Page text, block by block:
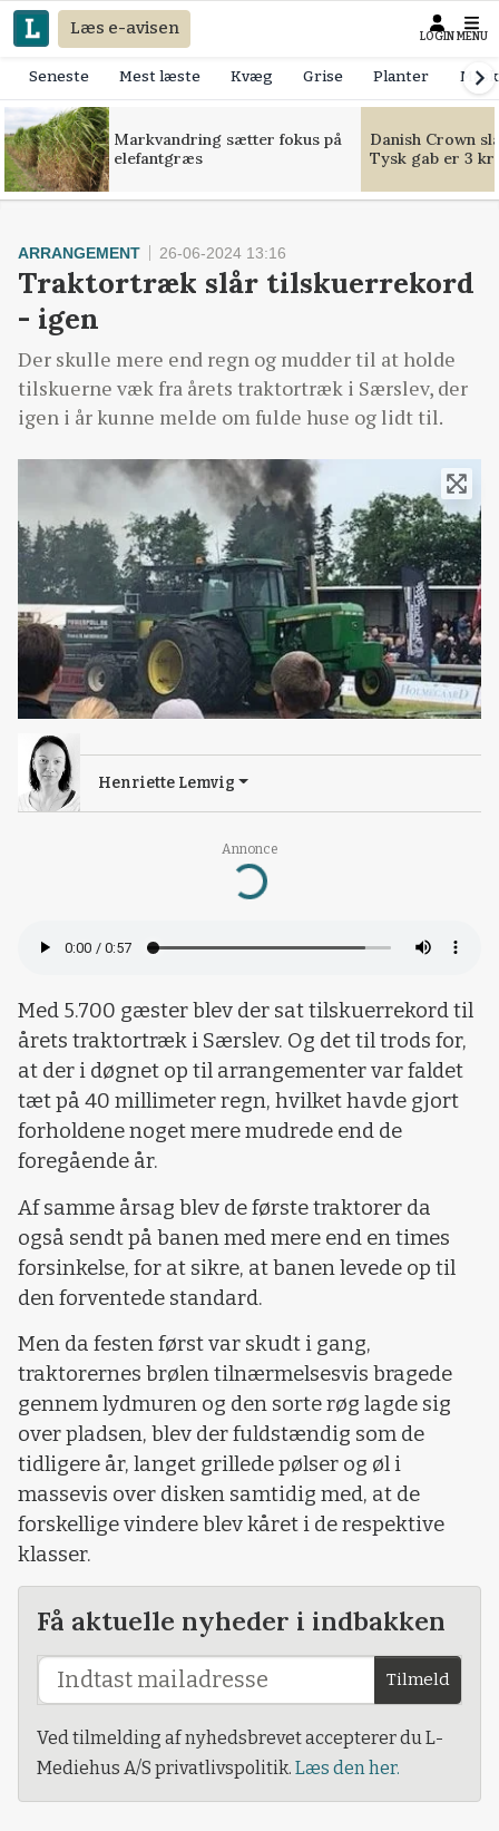
Læs e-avisen LOGIN MENU
Seneste Mest læste Kvæg Grise Planter
Markvandring sætter fokus på
elefantgræs
Danish Crown
Tysk gab er 3
Annonce
Loading...
ARRANGEMENT 26-06-2024 13:16
Traktortræk slår tilskuerrekord
- igen
Der skulle mere end regn og mudder til at holde
tilskuerne væk fra årets traktortræk i Særslev, der
igen i år kunne melde om fulde huse og lidt til.
Henriette Lemvig
Med 5.700 gæster blev der sat tilskuerrekord til
årets traktortræk i Særslev. Og det til trods for,
at der i døgnet op til arrangementer var faldet
tæt på 40 millimeter regn, hvilket havde gjort
forholdene noget mere mudrede end de
foregående år.
Af samme årsag blev de første traktorer da
også sendt på banen med mere end en times
forsinkelse, for at sikre, at banen levede op til
den forventede standard.
Men da festen først var skudt i gang,
traktorernes brølen tilnærmelsesvis bragede
gennem lydmuren og den sorte røg lagde sig
over pladsen, blev der fuldstændig som de
tidligere år, langet grillede pølser og øl i
massevis over disken samtidig med, at de
forskellige vindere blev kåret i de respektive
klasser.
Få aktuelle nyheder i indbakken
Tilmeld
Ved tilmelding af nyhedsbrevet accepterer du L-
Mediehus A/S privatlivspolitik. Læs den her.